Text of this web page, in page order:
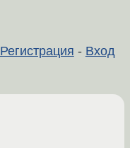
Регистрация - Вход